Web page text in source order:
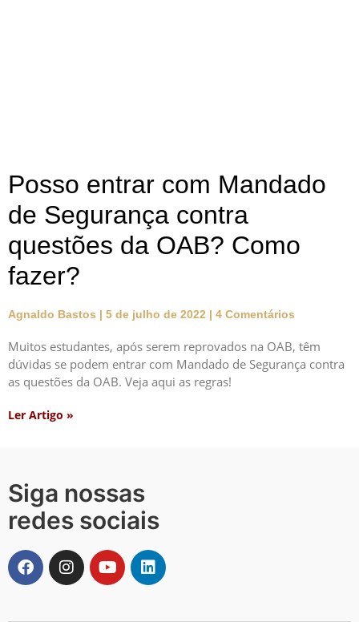
Posso entrar com Mandado
de Segurança contra
questões da OAB? Como
fazer?
Agnaldo Bastos 5 de julho de 2022 4 Comentários
Muitos estudantes, após serem reprovados na OAB, têm
dúvidas se podem entrar com Mandado de Segurança contra
as questões da OAB. Veja aqui as regras!
Ler Artigo »
Siga nossas
redes sociais